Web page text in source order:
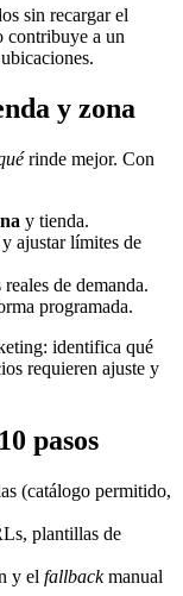
sin recargar el
contribuye a un
y zona
rinde mejor. Con
y tienda.
ajustar límites de
de demanda.
programada.
identifica qué
requieren ajuste y
pasos
(catálogo permitido,
plantillas de
y el fallbackmanual